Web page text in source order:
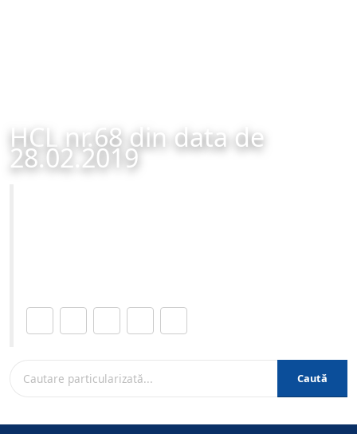
HCL nr.68 din data de
28.02.2019
Caută